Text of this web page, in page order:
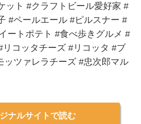
ット #クラフトビール愛好家 #
#ペールエール #ピルスナー #
ートポテト #食べ歩きグルメ #
コッタチーズ #リコッタ #ブ
ッツァレラチーズ #忠次郎マル
ナルサイトで読む